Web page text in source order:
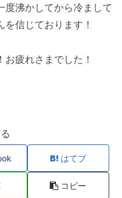
度沸かしてから冷まして
信じております！
疲れさまでした！
はてブ
コピー